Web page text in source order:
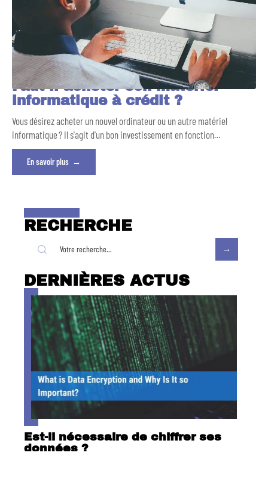
Faut-il acheter son matériel
informatique à crédit ?
Vous désirez acheter un nouvel ordinateur ou un autre matériel
informatique ? Il s'agit d'un bon investissement en fonction…
En savoir plus
RECHERCHE
DERNIÈRES ACTUS
Est-il nécessaire de chiffrer ses
données ?